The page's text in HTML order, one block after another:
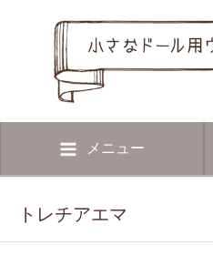
メニュー
トレチアエマ